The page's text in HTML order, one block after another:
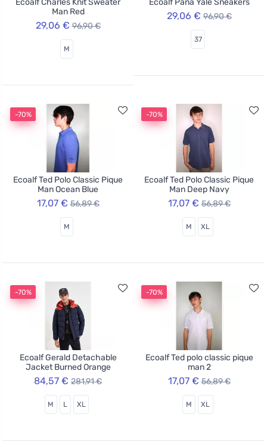
Ecoalf Charles Knit Sweater
Man Red
29,06 € 96,90 €
M
Ecoalf Pana Yale Sneakers
29,06 € 96,90 €
37
-70%
Ecoalf Ted Polo Classic Pique
Man Ocean Blue
17,07 € 56,89 €
M
-70%
Ecoalf Ted Polo Classic Pique
Man Deep Navy
17,07 € 56,89 €
M XL
-70%
Ecoalf Gerald Detachable
Jacket Burned Orange
84,57 € 281,91 €
M L XL
-70%
Ecoalf Ted polo classic pique
man 2
17,07 € 56,89 €
M XL